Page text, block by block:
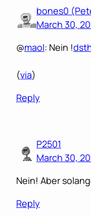
bones0
March 30,
@maol: Nein !
(via)
Reply
P2501
March 30,
Nein! Aber
Reply